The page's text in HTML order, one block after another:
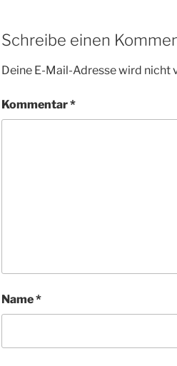
Schreibe einen
Deine E-Mail-Adresse wird
Kommentar*
Name*